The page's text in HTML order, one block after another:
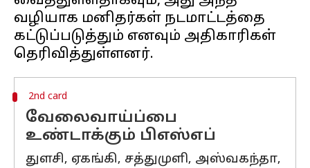
வழியாக மனிதர்கள் நடமாட்டத்தை
கட்டுப்படுத்தும் எனவும் அதிகாரிகள்
2nd card
வேலைவாய்ப்பை
உண்டாக்கும் பிஎஸ்எப்
துளசி, ஏகங்கி, சத்துமுளி, அஸ்வகந்தா,